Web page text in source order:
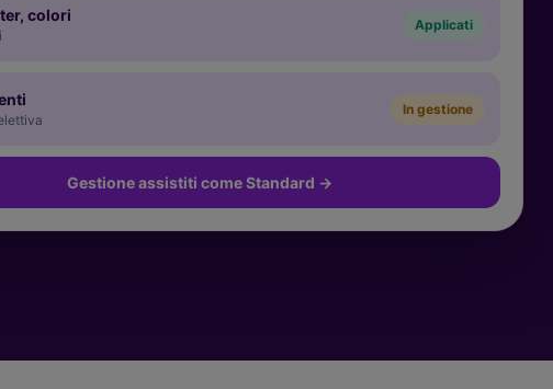
colori Applicati
In gestione
Gestione assistiti come Standard →